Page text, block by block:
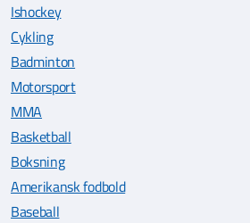
Ishockey
Cykling
Badminton
Motorsport
MMA
Basketball
Boksning
Amerikansk fodbold
Baseball